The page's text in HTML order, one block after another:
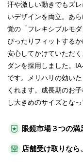
眼鏡市場３つの満
店舗受け取りなら
汗や激しい動きでもズ
いデザインを両立。あ
覚の「フレキシブルモ
ぴったりフィットする
安心してかけていただ
ダンを採用しました。
です。メリハリの効い
くれます。成長期のお
し大きめのサイズとなっ